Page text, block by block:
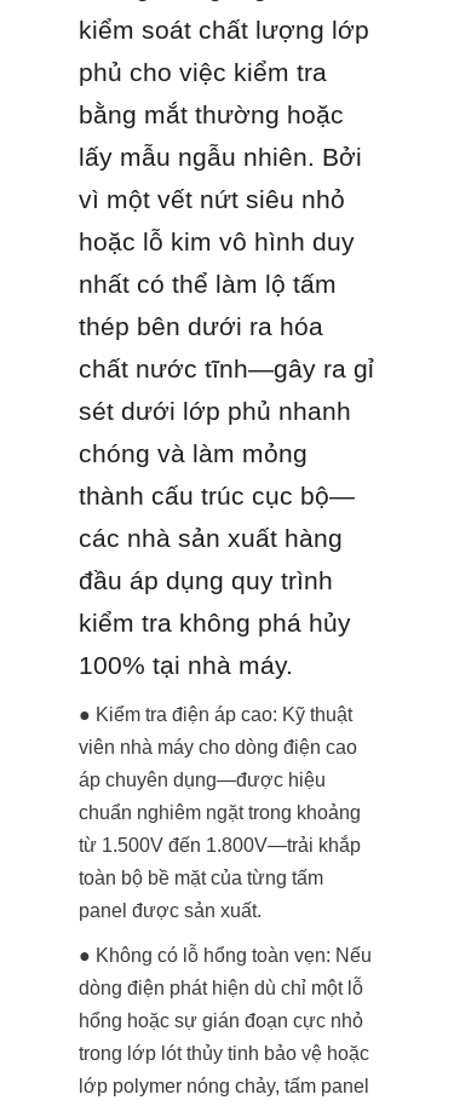
kiểm soát chất lượng lớp
phủ cho việc kiểm tra
bằng mắt thường hoặc
lấy mẫu ngẫu nhiên. Bởi
vì một vết nứt siêu nhỏ
hoặc lỗ kim vô hình duy
nhất có thể làm lộ tấm
thép bên dưới ra hóa
chất nước tĩnh—gây ra gỉ
sét dưới lớp phủ nhanh
chóng và làm mỏng
thành cấu trúc cục bộ—
các nhà sản xuất hàng
đầu áp dụng quy trình
kiểm tra không phá hủy
100% tại nhà máy.
● Kiểm tra điện áp cao: Kỹ thuật
viên nhà máy cho dòng điện cao
áp chuyên dụng—được hiệu
chuẩn nghiêm ngặt trong khoảng
từ 1.500V đến 1.800V—trải khắp
toàn bộ bề mặt của từng tấm
panel được sản xuất.
● Không có lỗ hổng toàn vẹn: Nếu
dòng điện phát hiện dù chỉ một lỗ
hổng hoặc sự gián đoạn cực nhỏ
trong lớp lót thủy tinh bảo vệ hoặc
lớp polymer nóng chảy, tấm panel